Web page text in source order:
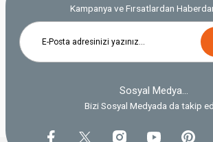
Kampanya ve Fırsatlardan
Sosyal Medya...
Bizi Sosyal Medyada da takip